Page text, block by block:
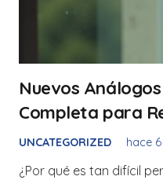
Nuevos Análogos
Completa para
UNCATEGORIZED hace
¿Por qué es tan difícil